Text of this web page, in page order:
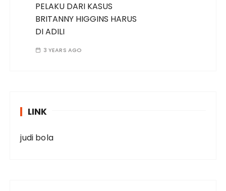
PELAKU DARI KASUS
BRITANNY HIGGINS HARUS
DI ADILI
3 YEARS AGO
LINK
judi bola